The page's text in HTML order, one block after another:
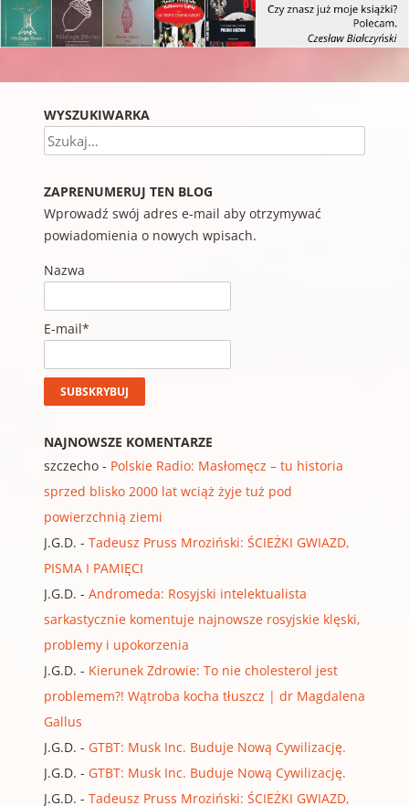
WYSZUKIWARKA
Szukaj
ZAPRENUMERUJ TEN BLOG
Wprowadź swój adres e-mail aby otrzymywać
powiadomienia o nowych wpisach.
Nazwa
E-mail*
NAJNOWSZE KOMENTARZE
szczecho- Polskie Radio: Masłomęcz – tu historia
sprzed blisko 2000 lat wciąż żyje tuż pod
powierzchnią ziemi
J.G.D. - Tadeusz Pruss Mroziński: ŚCIEŻKI GWIAZD,
PISMA I PAMIĘCI
J.G.D. - Andromeda: Rosyjski intelektualista
sarkastycznie komentuje najnowsze rosyjskie klęski,
problemy i upokorzenia
J.G.D. - Kierunek Zdrowie: To nie cholesterol jest
problemem?! Wątroba kocha tłuszcz | dr Magdalena
Gallus
J.G.D. - GTBT: Musk Inc. Buduje Nową Cywilizację.
J.G.D. - GTBT: Musk Inc. Buduje Nową Cywilizację.
J.G.D. - Tadeusz Pruss Mroziński: ŚCIEŻKI GWIAZD,